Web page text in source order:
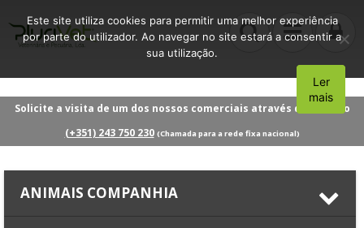
Solicite a visita de um dos nossos comerciais através do número
(+351) 243 750 230 (Chamada para a rede fixa nacional)
ANIMAIS COMPANHIA
Este site utiliza cookies para permitir uma melhor experiência
por parte do utilizador. Ao navegar no site estará a consentir a
sua utilização.
Aceito
Ler
mais